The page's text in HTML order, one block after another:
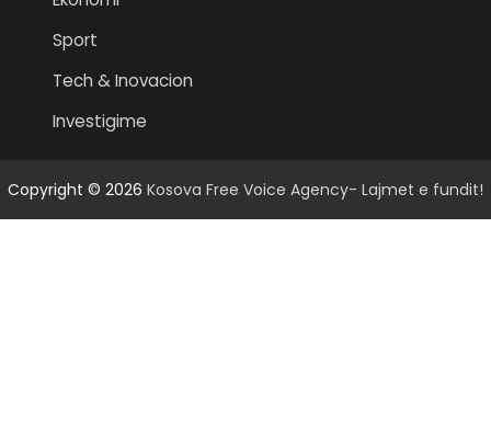
Sport
Tech & Inovacion
Investigime